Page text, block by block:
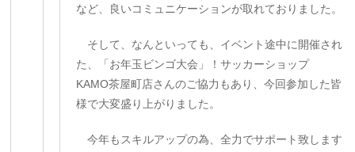
など、良いコミュニケーションが取れておりました。
そして、なんといっても、イベント途中に開催され
た、「お年玉ビンゴ大会」！サッカーショップ
KAMO茶屋町店さんのご協力もあり、今回参加した皆
様で大変盛り上がりました。
今年もスキルアップの為、全力でサポート致します